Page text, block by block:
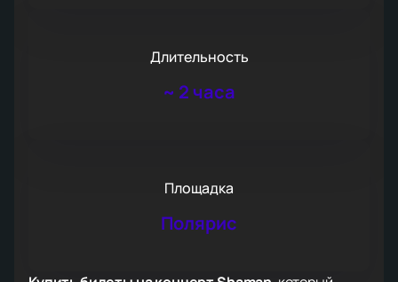
Длительность
~ 2 часа
Площадка
Полярис